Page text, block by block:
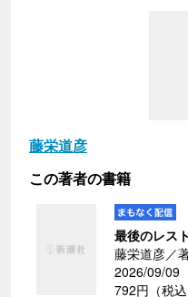
藤栄道彦
この著者の書籍
最後のレス
藤栄道彦／
2026/09/09
792円（税込